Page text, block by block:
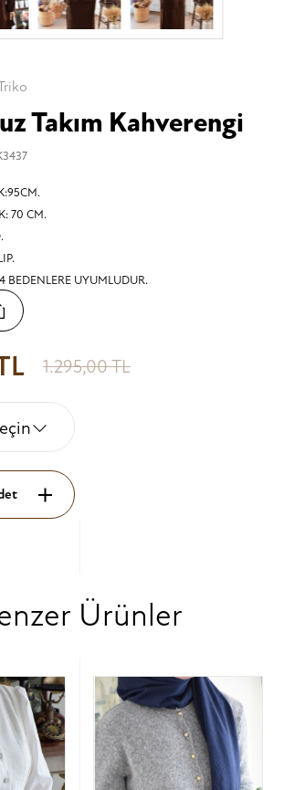
Takım Kahverengi
70 CM.
UYUMLUDUR.
1.295,00 TL
Ürünler